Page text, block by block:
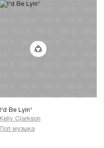
I'd Be Lyin'
Kelly Clarkson
Поп музыка